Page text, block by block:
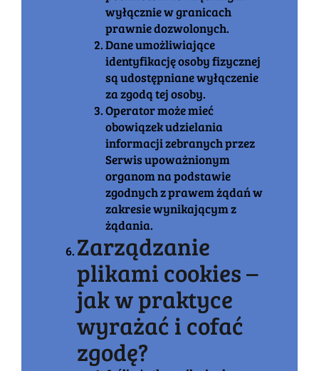
wyłącznie w granicach
prawnie dozwolonych.
Dane umożliwiające
identyfikację osoby fizycznej
są udostępniane wyłączenie
za zgodą tej osoby.
Operator może mieć
obowiązek udzielania
informacji zebranych przez
Serwis upoważnionym
organom na podstawie
zgodnych z prawem żądań w
zakresie wynikającym z
żądania.
Zarządzanie
plikami cookies –
jak w praktyce
wyrażać i cofać
zgodę?